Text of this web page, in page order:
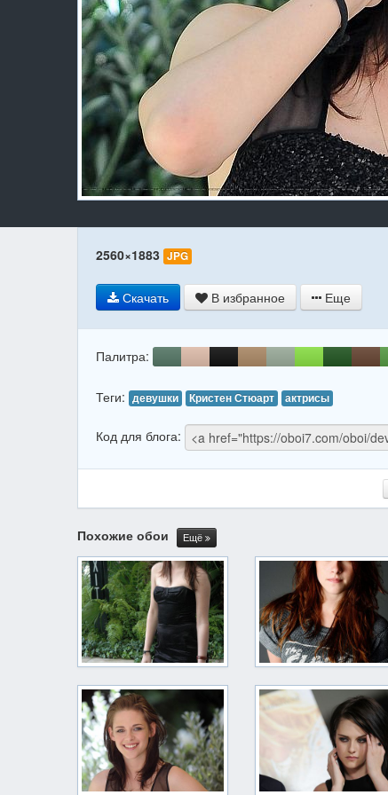
2560×1883 JPG
Скачать В избранное Еще
Палитра:
Теги: девушки Кристен Стюарт актрисы
Код для блога:
Похожие обои Ещё